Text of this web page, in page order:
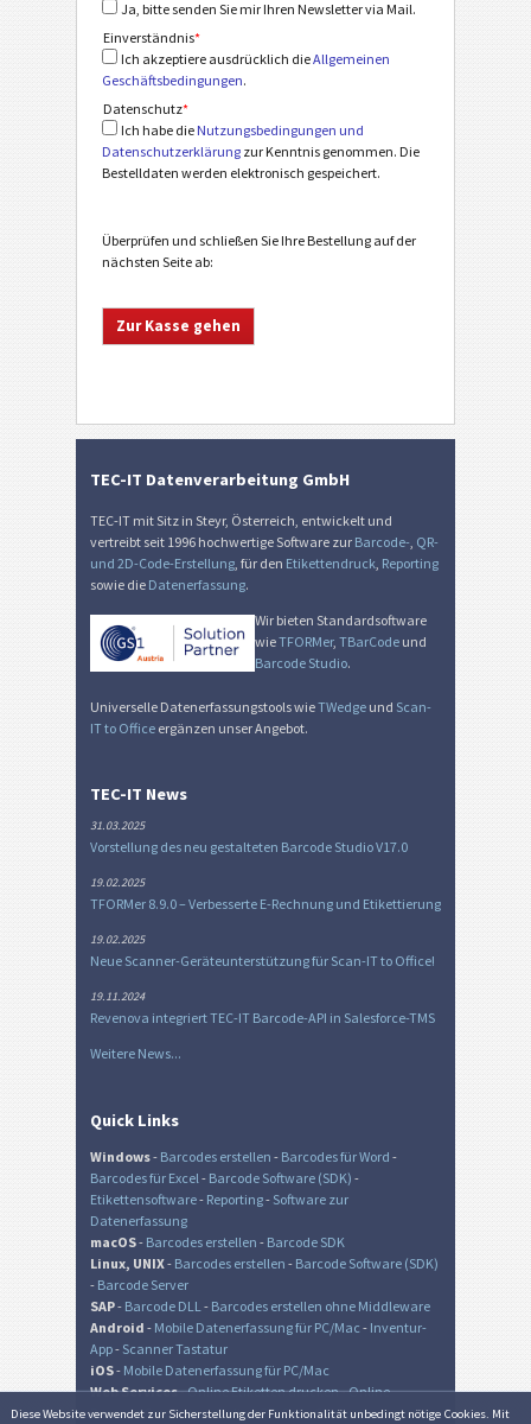
Diese Website verwendet zur Sicher­stellung der Funk­tionalität unbedingt nötige Cookies. Mit
Ja, bitte senden Sie mir Ihren Newsletter via Mail.
Einverständnis*
Ich akzeptiere ausdrücklich dieAllgemeinen
Geschäftsbedingungen.
Datenschutz*
Ich habe die Nutzungsbedingungen und
Datenschutzerklärungzur Kenntnis genommen. Die
Bestelldaten werden elektronisch gespeichert.
Überprüfen und schließen Sie Ihre Bestellung auf der
nächsten Seite ab:
TEC-IT Datenverarbeitung GmbH
TEC-IT mit Sitz in Steyr, Österreich, entwickelt und
vertreibt seit 1996 hochwertige Software zur Barcode- QR-
und 2D-Code-Erstellung , für den Etikettendruck Reporting
sowie die Datenerfassung.
Wir bieten Standardsoftware
wieTFORMer,TBarCode und
Barcode Studio.
Universelle Datenerfassungstools wieTWedge und Scan-
IT to Office ergänzen unser Angebot.
TEC-IT News
31.03.2025
Vorstellung des neu gestalteten Barcode Studio V17.0
19.02.2025
TFORMer 8.9.0 – Verbesserte E-Rechnung und Etikettierung
19.02.2025
Neue Scanner-Geräteunterstützung für Scan-IT to Office!
19.11.2024
Revenova integriert TEC-IT Barcode-API in Salesforce-TMS
Weitere News...
Quick Links
Windows- Barcodes erstellen - Barcodes für Word -
Barcodes für Excel - Barcode Software (SDK) -
Etikettensoftware- Reporting- Software zur
Datenerfassung
macOS- Barcodes erstellen - Barcode SDK
Linux, UNIX- Barcodes erstellen - Barcode Software (SDK)
- Barcode Server
SAP- Barcode DLL - Barcodes erstellen ohne Middleware
Android - Mobile Datenerfassung für PC/Mac - Inventur-
App- Scanner Tastatur
iOS- Mobile Datenerfassung für PC/Mac
Web Services-Online Etiketten drucken-Online
Barcode Generator-Online QR-Code Generator